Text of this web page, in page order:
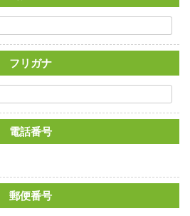
フリガナ
電話番号
郵便番号